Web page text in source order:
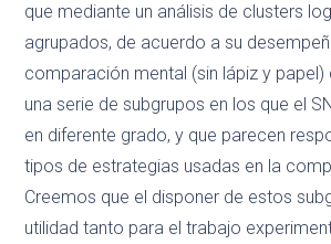
que mediante un análisis de clusters
agrupados, de acuerdo a su
comparación mental (sin lápiz y papel)
una serie de subgrupos en los que el
en diferente grado, y que parecen
tipos de estrategias usadas en la
Creemos que el disponer de estos
utilidad tanto para el trabajo